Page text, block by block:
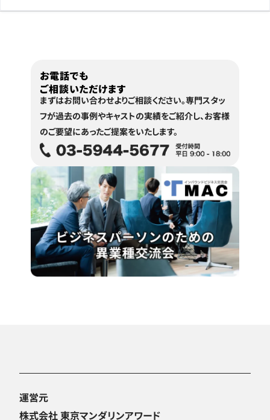
お電話でも
ご相談いただけます
まずはお問い合わせよりご相談ください。専門スタッ
フが過去の事例やキャストの実績をご紹介し、お客様
のご要望にあったご提案をいたします。
運営元